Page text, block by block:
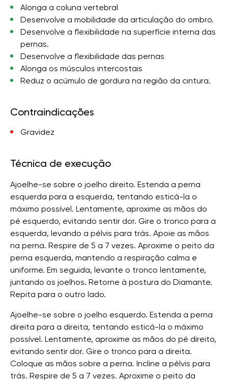
Alonga a coluna vertebral
Desenvolve a mobilidade da articulação do ombro.
Desenvolve a flexibilidade na superfície interna das
pernas.
Desenvolve a flexibilidade das pernas
Alonga os músculos intercostais
Reduz o acúmulo de gordura na região da cintura.
Contraindicações
Gravidez
Técnica de execução
Ajoelhe-se sobre o joelho direito. Estenda a perna
esquerda para a esquerda, tentando esticá-la o
máximo possível. Lentamente, aproxime as mãos do
pé esquerdo, evitando sentir dor. Gire o tronco para a
esquerda, levando a pélvis para trás. Apoie as mãos
na perna. Respire de 5 a 7 vezes. Aproxime o peito da
perna esquerda, mantendo a respiração calma e
uniforme. Em seguida, levante o tronco lentamente,
juntando os joelhos. Retorne à postura do Diamante.
Repita para o outro lado.
Ajoelhe-se sobre o joelho esquerdo. Estenda a perna
direita para a direita, tentando esticá-la o máximo
possível. Lentamente, aproxime as mãos do pé direito,
evitando sentir dor. Gire o tronco para a direita.
Coloque as mãos sobre a perna. Incline a pélvis para
trás. Respire de 5 a 7 vezes. Aproxime o peito da